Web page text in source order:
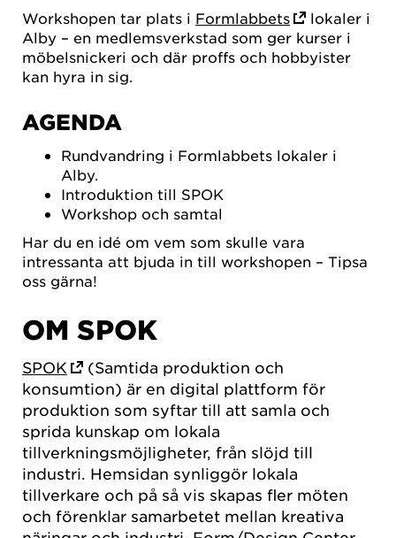
Workshopen tar plats i Formlabbets
lokaler i
Alby – en medlemsverkstad som ger kurser i
möbelsnickeri och där proffs och hobbyister
kan hyra in sig.
AGENDA
Rundvandring i Formlabbets lokaler i
Alby.
Introduktion till SPOK
Workshop och samtal
Har du en idé om vem som skulle vara
intressanta att bjuda in till workshopen – Tipsa
oss gärna!
OM SPOK
SPOK
(Samtida produktion och
konsumtion) är en digital plattform för
produktion som syftar till att samla och
sprida kunskap om lokala
tillverkningsmöjligheter, från slöjd till
industri. Hemsidan synliggör lokala
tillverkare och på så vis skapas fler möten
och förenklar samarbetet mellan kreativa